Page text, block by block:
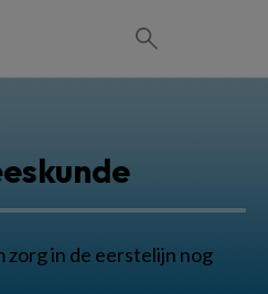
zorg in de eerstelijn nog